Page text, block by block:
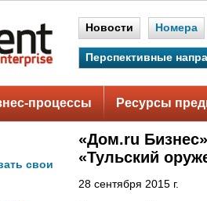
Новости Номера
Перспективные
процессы Ресурсы
свои
«Дом.ru
«Тульский
28 сентября 2015 г.